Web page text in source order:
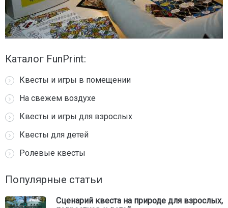
Каталог FunPrint:
Квесты и игры в помещении
На свежем воздухе
Квесты и игры для взрослых
Квесты для детей
Ролевые квесты
Популярные статьи
Сценарий квеста на природе для взрослых,